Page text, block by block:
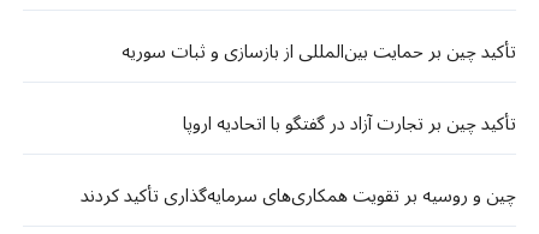
تأکید چین بر حمایت بین‌المللی از بازسازی و ثبات سوریه
تأکید چین بر تجارت آزاد در گفتگو با اتحادیه اروپا
چین و روسیه بر تقویت همکاری‌های سرمایه‌گذاری تأکید کردند